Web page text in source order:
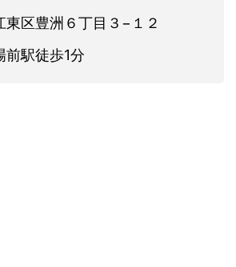
東区豊洲６丁目３−１２
前駅徒歩1分